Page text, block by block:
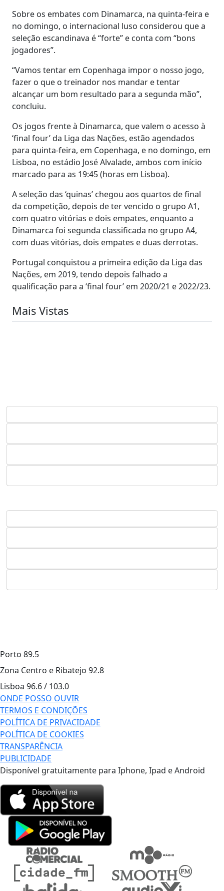
Sobre os embates com Dinamarca, na quinta-feira e
no domingo, o internacional luso considerou que a
seleção escandinava é “forte” e conta com “bons
jogadores”.
“Vamos tentar em Copenhaga impor o nosso jogo,
fazer o que o treinador nos mandar e tentar
alcançar um bom resultado para a segunda mão”,
concluiu.
Os jogos frente à Dinamarca, que valem o acesso à
‘final four’ da Liga das Nações, estão agendados
para quinta-feira, em Copenhaga, e no domingo, em
Lisboa, no estádio José Alvalade, ambos com início
marcado para as 19:45 (horas em Lisboa).
A seleção das ‘quinas’ chegou aos quartos de final
da competição, depois de ter vencido o grupo A1,
com quatro vitórias e dois empates, enquanto a
Dinamarca foi segunda classificada no grupo A4,
com duas vitórias, dois empates e duas derrotas.
Portugal conquistou a primeira edição da Liga das
Nações, em 2019, tendo depois falhado a
qualificação para a ‘final four’ em 2020/21 e 2022/23.
Mais Vistas
Porto 89.5
Zona Centro e Ribatejo 92.8
Lisboa 96.6 / 103.0
ONDE POSSO OUVIR
TERMOS E CONDIÇÕES
POLÍTICA DE PRIVACIDADE
POLÍTICA DE COOKIES
TRANSPARÊNCIA
PUBLICIDADE
Disponível gratuitamente para Iphone, Ipad e Android